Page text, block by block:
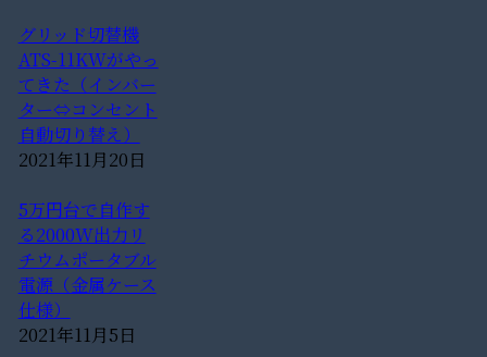
グリッド切替機
ATS-11KWがやっ
てきた（インバー
ター⇔コンセント
自動切り替え）
2021年11月20日
5万円台で自作す
る2000W出力リ
チウムポータブル
電源（金属ケース
仕様）
2021年11月5日